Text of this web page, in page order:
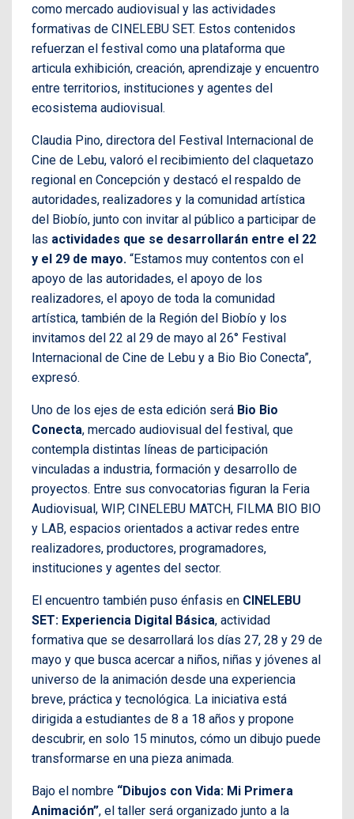
como mercado audiovisual y las actividades
formativas de CINELEBU SET. Estos contenidos
refuerzan el festival como una plataforma que
articula exhibición, creación, aprendizaje y encuentro
entre territorios, instituciones y agentes del
ecosistema audiovisual.
Claudia Pino, directora del Festival Internacional de
Cine de Lebu, valoró el recibimiento del claquetazo
regional en Concepción y destacó el respaldo de
autoridades, realizadores y la comunidad artística
del Biobío, junto con invitar al público a participar de
las actividades que se desarrollarán entre el 22
y el 29 de mayo. “Estamos muy contentos con el
apoyo de las autoridades, el apoyo de los
realizadores, el apoyo de toda la comunidad
artística, también de la Región del Biobío y los
invitamos del 22 al 29 de mayo al 26° Festival
Internacional de Cine de Lebu y a Bio Bio Conecta”,
expresó.
Uno de los ejes de esta edición será Bio Bio
Conecta, mercado audiovisual del festival, que
contempla distintas líneas de participación
vinculadas a industria, formación y desarrollo de
proyectos. Entre sus convocatorias figuran la Feria
Audiovisual, WIP, CINELEBU MATCH, FILMA BIO BIO
y LAB, espacios orientados a activar redes entre
realizadores, productores, programadores,
instituciones y agentes del sector.
El encuentro también puso énfasis en CINELEBU
SET: Experiencia Digital Básica, actividad
formativa que se desarrollará los días 27, 28 y 29 de
mayo y que busca acercar a niños, niñas y jóvenes al
universo de la animación desde una experiencia
breve, práctica y tecnológica. La iniciativa está
dirigida a estudiantes de 8 a 18 años y propone
descubrir, en solo 15 minutos, cómo un dibujo puede
transformarse en una pieza animada.
Bajo el nombre “Dibujos con Vida: Mi Primera
Animación”, el taller será organizado junto a la